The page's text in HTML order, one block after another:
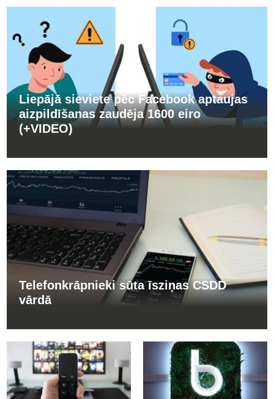
Liepājā sieviete pēc Facebook aptaujas
aizpildīšanas zaudēja 1600 eiro
(+VIDEO)
Telefonkrāpnieki sūta īsziņas CSDD
vārdā